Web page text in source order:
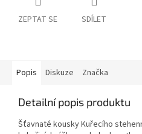
ZEPTAT SE SDÍLET
Popis Diskuze Značka
Detailní popis produktu
Šťavnaté kousky Kuřecího